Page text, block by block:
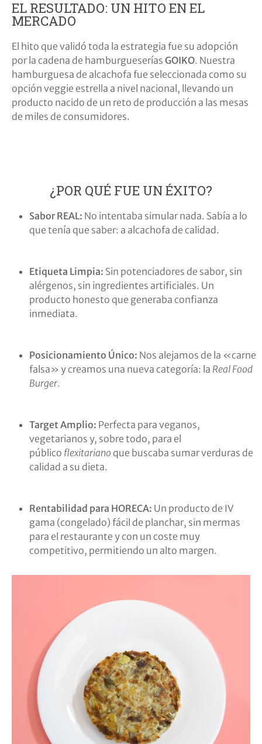
EL RESULTADO: UN HITO EN EL
MERCADO
El hito que validó toda la estrategia fue su adopción
por la cadena de hamburgueserías GOIKO. Nuestra
hamburguesa de alcachofa fue seleccionada como su
opción veggie estrella a nivel nacional, llevando un
producto nacido de un reto de producción a las mesas
de miles de consumidores.
¿POR QUÉ FUE UN ÉXITO?
Sabor REAL: No intentaba simular nada. Sabía a lo
que tenía que saber: a alcachofa de calidad.
Etiqueta Limpia: Sin potenciadores de sabor, sin
alérgenos, sin ingredientes artificiales. Un
producto honesto que generaba confianza
inmediata.
Posicionamiento Único: Nos alejamos de la «carne
falsa» y creamos una nueva categoría: la Real Food
Burger.
Target Amplio: Perfecta para veganos,
vegetarianos y, sobre todo, para el
público flexitariano que buscaba sumar verduras de
calidad a su dieta.
Rentabilidad para HORECA: Un producto de IV
gama (congelado) fácil de planchar, sin mermas
para el restaurante y con un coste muy
competitivo, permitiendo un alto margen.